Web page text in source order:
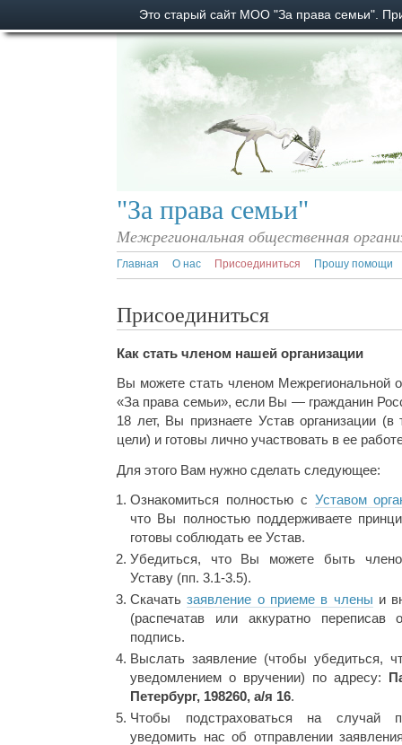
Это старый сайт МОО "За права семьи".
"За права семьи"
Межрегиональная общественная
Главная О нас Присоединиться Прошу помощи
Присоединиться
Как стать членом нашей организации
Вы можете стать членом Межрегиональной
«За права семьи», если Вы — гражданин
18 лет, Вы признаете Устав организации
цели) и готовы лично участвовать в ее
Для этого Вам нужно сделать следующее:
Ознакомиться полностью с Уставом
что Вы полностью поддерживаете
готовы соблюдать ее Устав.
Убедиться, что Вы можете быть
Уставу (пп. 3.1-3.5).
Скачатьзаявление о приеме в члены и
(распечатав или аккуратно
подпись.
Выслать заявление (чтобы убедиться,
уведомлением о вручении) по адресу:
Петербург, 198260, а/я 16.
Чтобы подстраховаться на случай
уведомить нас об отправлении